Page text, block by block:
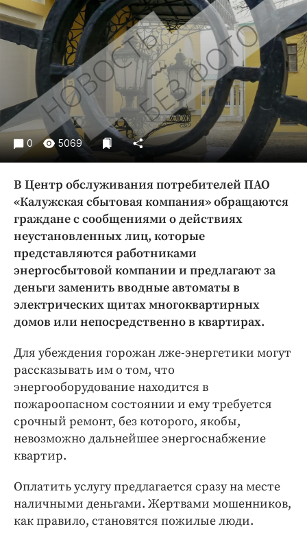
Криминал
Культура
Недвижимость и ЖКХ
Образование
Общество
Погода
Праздники
Происшествия
Экономика и бизнес
ПРОЕКТЫ
Блоги
Издания
Медиаперсона
Интересное чтиво
Клиника года
Бренд года
Работодатель года
0 5069
В Центр обслуживания потребителей ПАО
«Калужская сбытовая компания» обращаются
граждане с сообщениями о действиях
неустановленных лиц, которые
представляются работниками
энергосбытовой компании и предлагают за
деньги заменить вводные автоматы в
электрических щитах многоквартирных
домов или непосредственно в квартирах.
Для убеждения горожан лже-энергетики могут
рассказывать им о том, что
энергооборудование находится в
пожароопасном состоянии и ему требуется
срочный ремонт, без которого, якобы,
невозможно дальнейшее энергоснабжение
квартир.
Оплатить услугу предлагается сразу на месте
наличными деньгами. Жертвами мошенников,
как правило, становятся пожилые люди.